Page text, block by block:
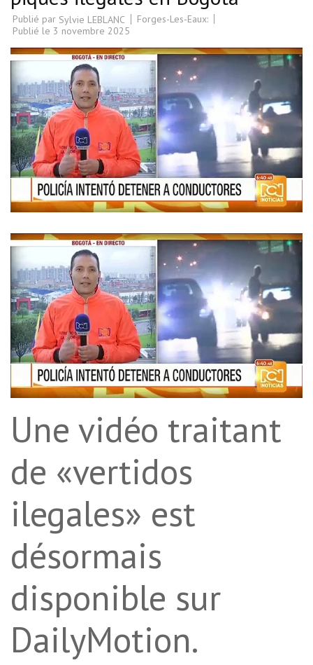
Publié par Sylvie LEBLANC
Forges-Les-Eaux:
Publié le 3 novembre 2025
Une vidéo traitant
de «vertidos
ilegales» est
désormais
disponible sur
DailyMotion.